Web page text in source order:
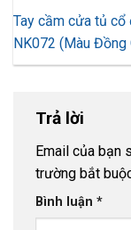
Tay cầm cửa tủ cổ
NK072 (Màu Đồng
Trả lời
Email của bạn
trường bắt
Bình luận *